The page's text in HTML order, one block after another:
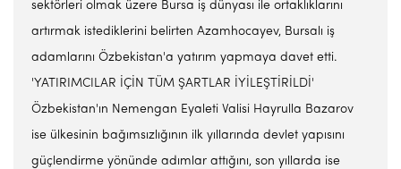
sektörleri olmak üzere Bursa iş dünyası ile ortaklıklarını
artırmak istediklerini belirten Azamhocayev, Bursalı iş
adamlarını Özbekistan'a yatırım yapmaya davet etti.
'YATIRIMCILAR İÇİN TÜM ŞARTLAR İYİLEŞTİRİLDİ'
Özbekistan'ın Nemengan Eyaleti Valisi Hayrulla Bazarov
ise ülkesinin bağımsızlığının ilk yıllarında devlet yapısını
güçlendirme yönünde adımlar attığını, son yıllarda ise